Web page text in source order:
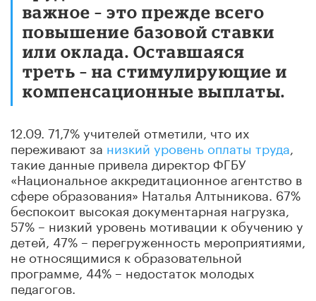
важное – это прежде всего
повышение базовой ставки
или оклада. Оставшаяся
треть – на стимулирующие и
компенсационные выплаты.
12.09. 71,7% учителей отметили, что их
переживают за низкий уровень оплаты труда
такие данные привела директор ФГБУ
«Национальное аккредитационное агентство в
сфере образования» Наталья Алтыникова. 67%
беспокоит высокая документарная нагрузка,
57% – низкий уровень мотивации к обучению у
детей, 47% – перегруженность мероприятиями,
не относящимися к образовательной
программе, 44% – недостаток молодых
педагогов.